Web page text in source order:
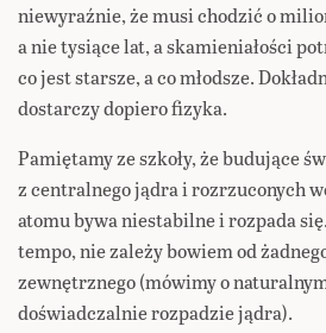
niewyraźnie, że musi chodzić o
a nie tysiące lat, a skamieniałości
co jest starsze, a co młodsze.
dostarczy dopiero fizyka.
Pamiętamy ze szkoły, że budujące
z centralnego jądra i rozrzuconych
atomu bywa niestabilne i rozpada
tempo, nie zależy bowiem od
zewnętrznego (mówimy o
doświadczalnie rozpadzie jądra).